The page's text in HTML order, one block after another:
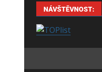
NÁVŠTĚVNOST: